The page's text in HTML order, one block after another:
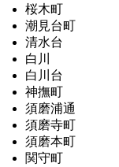
桜木町
潮見台町
清水台
白川
白川台
神撫町
須磨浦通
須磨寺町
須磨本町
関守町